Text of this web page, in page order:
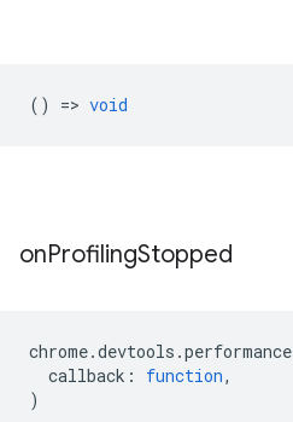
() => void
onProfilingStopped
chrome.devtools .performance
callback : function,
)